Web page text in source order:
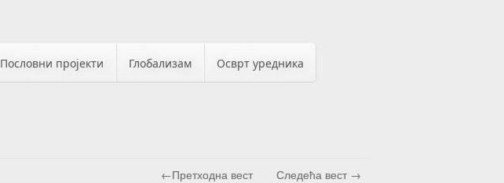
Пословни пројекти Глобализам Осврт уредника
←Претходна вест Следећа вест →